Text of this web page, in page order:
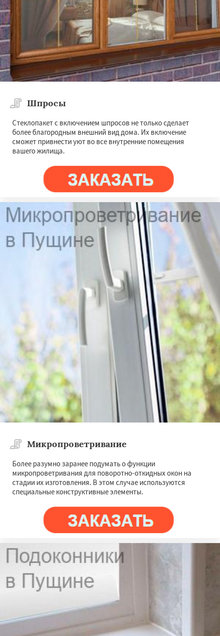
Шпросы
Стеклопакет с включением шпросов не только сделает
более благородным внешний вид дома. Их включение
сможет привнести уют во все внутренние помещения
вашего жилища.
Микропроветривание
Более разумно заранее подумать о функции
микропроветривания для поворотно-откидных окон на
стадии их изготовления. В этом случае используются
специальные конструктивные элементы.